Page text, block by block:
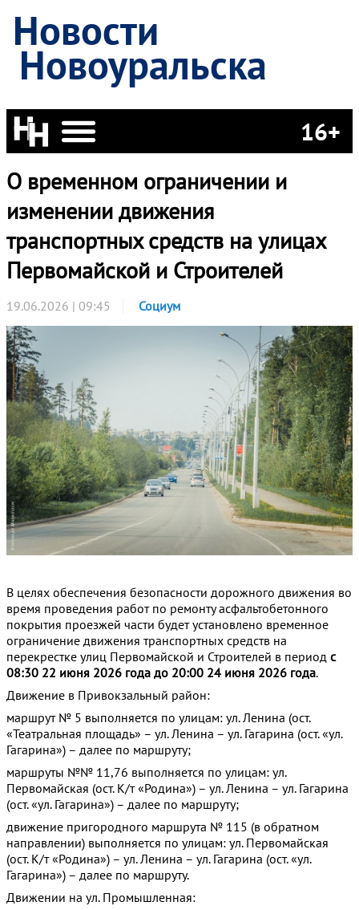
Новости
Новоуральска
16+
О временном ограничении и
изменении движения
транспортных средств на улицах
Первомайской и Строителей
19.06.2026 | 09:45 Социум
В целях обеспечения безопасности дорожного движения во
время проведения работ по ремонту асфальтобетонного
покрытия проезжей части будет установлено временное
ограничение движения транспортных средств на
перекрестке улиц Первомайской и Строителей в период с
08:30 22 июня 2026 года до 20:00 24 июня 2026 года.
Движение в Привокзальный район:
маршрут № 5 выполняется по улицам: ул. Ленина (ост.
«Театральная площадь» – ул. Ленина – ул. Гагарина (ост. «ул.
Гагарина») – далее по маршруту;
маршруты №№ 11,76 выполняется по улицам: ул.
Первомайская (ост. К/т «Родина») – ул. Ленина – ул. Гагарина
(ост. «ул. Гагарина») – далее по маршруту;
движение пригородного маршрута № 115 (в обратном
направлении) выполняется по улицам: ул. Первомайская
(ост. К/т «Родина») – ул. Ленина – ул. Гагарина (ост. «ул.
Гагарина») – далее по маршруту.
Движении на ул. Промышленная: